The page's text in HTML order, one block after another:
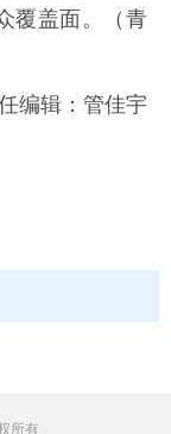
覆盖面。（青
编辑：管佳宇
所有